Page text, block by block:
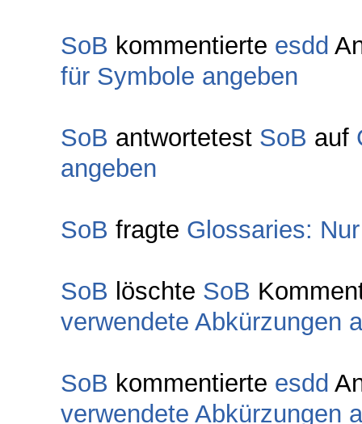
SoB kommentierte esdd
für Symbole angeben
SoB antwortetest SoB auf
angeben
SoB fragte Glossaries:
SoB löschte SoB
verwendete Abkürzungen
SoB kommentierte esdd
verwendete Abkürzungen